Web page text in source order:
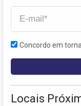
Concordo em
Locais